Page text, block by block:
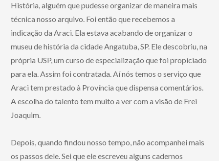
História, alguém que pudesse organizar de maneira mais
técnica nosso arquivo. Foi então que recebemos a
indicação da Araci. Ela estava acabando de organizar o
museu de história da cidade Angatuba, SP. Ele descobriu, na
própria USP, um curso de especialização que foi propiciado
para ela. Assim foi contratada. Aí nós temos o serviço que
Araci tem prestado à Província que dispensa comentários.
A escolha do talento tem muito a ver com a visão de Frei
Joaquim.
Depois, quando findou nosso tempo, não acompanhei mais
os passos dele. Sei que ele escreveu alguns cadernos